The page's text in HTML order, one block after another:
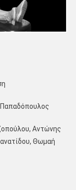
Αντώνης
Θωμαή